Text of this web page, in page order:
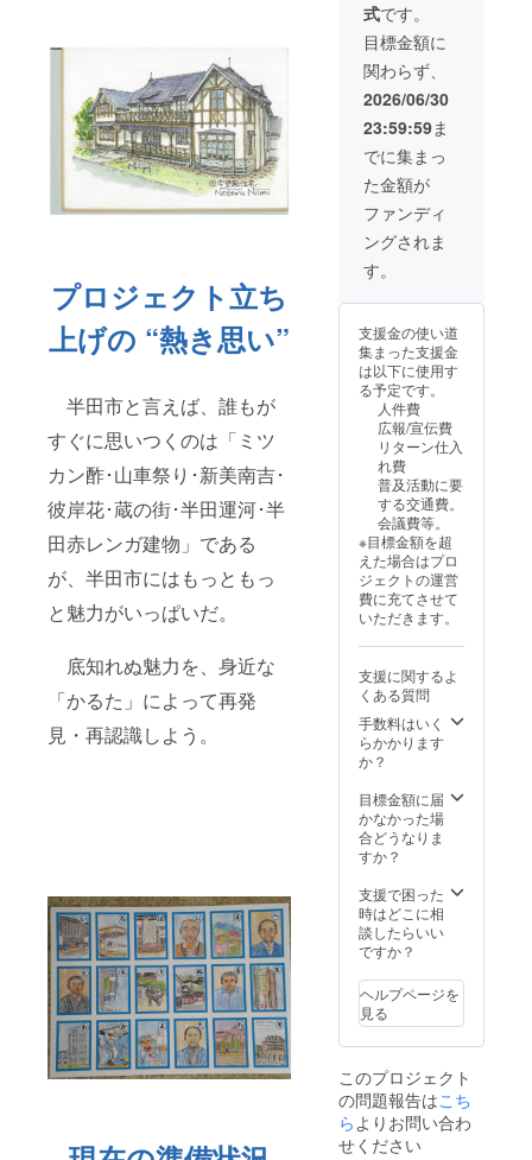
プロジェクト立ち
上げの “熱き思い”
半田市と言えば、誰もが
すぐに思いつくのは「ミツ
カン酢･山車祭り･新美南吉･
彼岸花･蔵の街･半田運河･半
田赤レンガ建物」である
が、半田市にはもっともっ
と魅力がいっぱいだ。
底知れぬ魅力を、身近な
「かるた」によって再発
見・再認識しよう。
鍛金作
品】
サ
イズ：
約40㎝×
㎝、素
材： 木
製 ③支
援者様
のお名
前を記
載した
を同封
送付い
たしま
す。
ご支援
時、備
考欄に
｢掲載を
希望さ
れるお
名前｣を
必ずご
記入く
ださ
い。お
願いい
たしま
す。
②-2
【額装
したス
ケッチ
画 原
画】
サ
イズ：
約27㎝×
約20
㎝、素
材： 木
製 ③支
前を記
載した
ポスト
カード
を同封
送付い
たしま
す。
ご支援
時、備
考欄に
｢掲載を
希望さ
れるお
名前｣を
必ずご
記入く
ださ
い。お
たしま
す。
しかる
た 半
田」を2
部、
②-2 新
美 昇ス
ケッチ
画 原画
を額装
(写真は
一例)し
て１
部、ご
(日本国
送りい
たしま
す。
②-2
【額装
したス
ケッチ
画】
サ
イズ：
約27㎝×
約20
㎝、素
材： 木
製 ③支
援者様
前を記
載した
ポスト
カード
を同封
たしま
す。
ご支援
時、備
｢掲載を
希望さ
れるお
名前｣を
記入く
ださ
い。お
願いい
す。
式です。
目標金額に
関わらず、
2026/06/30
23:59:59ま
でに集まっ
た金額が
ファンディ
ングされま
す。
支援金の使い道
集まった支援金
は以下に使用す
る予定です。
人件費
広報/宣伝費
リターン仕入
れ費
普及活動に要
する交通費。
会議費等。
※目標金額を超
えた場合はプロ
ジェクトの運営
費に充てさせて
いただきます。
支援に関するよ
くある質問
手数料はいく
らかかります
か？
目標金額に届
かなかった場
合どうなりま
すか？
支援で困った
時はどこに相
談したらいい
ですか？
ヘルプページを
見る
このプロジェクト
の問題報告はこち
らよりお問い合わ
せください